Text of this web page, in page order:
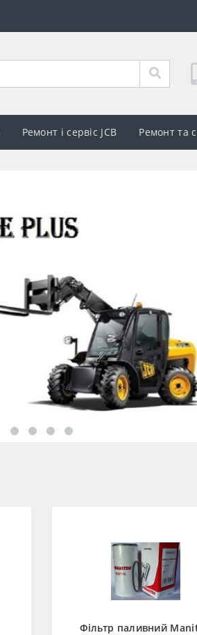
Ремонт і сервіс JCB Ремонт та
Фільтр паливний